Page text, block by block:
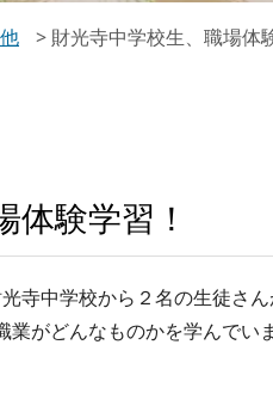
> 財光寺中学校生、職場体
体験学習！
寺中学校から２名の生徒さん
業がどんなものかを学んで